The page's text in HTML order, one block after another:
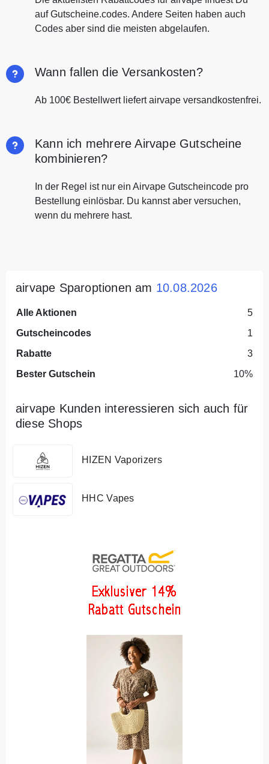
auf Gutscheine.codes. Andere Seiten haben auch
Codes aber sind die meisten abgelaufen.
Wann fallen die Versankosten?
Ab 100€ Bestellwert liefert airvape versandkostenfrei.
Kann ich mehrere Airvape Gutscheine
kombinieren?
In der Regel ist nur ein Airvape Gutscheincode pro
Bestellung einlösbar. Du kannst aber versuchen,
wenn du mehrere hast.
airvape Sparoptionen am 10.08.2026
Alle Aktionen
5
Gutscheincodes
1
Rabatte
3
Bester Gutschein
10%
airvape Kunden interessieren sich auch für
diese Shops
HIZEN Vaporizers
HHC Vapes